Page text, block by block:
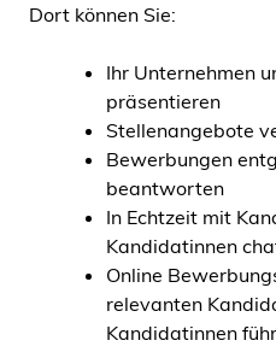
Dort können Sie:
Ihr Unternehmen
präsentieren
Stellenangebote
Bewerbungen
beantworten
In Echtzeit mit
Kandidatinnen
Online
relevanten
Kandidatinnen